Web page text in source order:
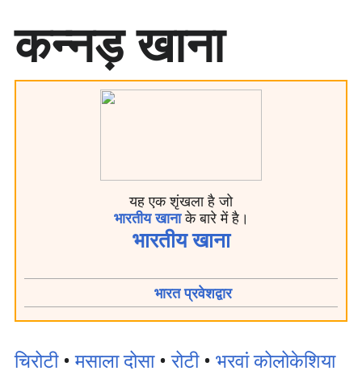
म
ग्री
र
कन्नड़ खाना
यह एक शृंखला है जो
भारतीय खानाके बारे में है।
भारतीय खाना
भारत प्रवेशद्वार
चिरोटी•मसाला दोसा•रोटी• भरवां कोलोकेशिया